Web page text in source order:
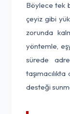
Böylece tek
çeyiz gibi
zorunda
yöntemle,
sürede
desteği